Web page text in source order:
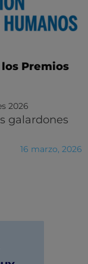
Premios
2026
galardones
16 marzo, 2026